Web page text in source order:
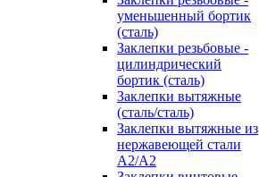
уменьшенный бортик
(сталь)
Заклепки резьбовые -
цилиндрический
бортик (сталь)
Заклепки вытяжные
(сталь/сталь)
Заклепки вытяжные из
нержавеющей стали
А2/А2